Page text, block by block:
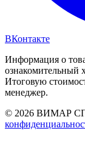
ВКонтакте
Информация о
ознакомительный
Итоговую
менеджер.
© 2026 ВИМАР